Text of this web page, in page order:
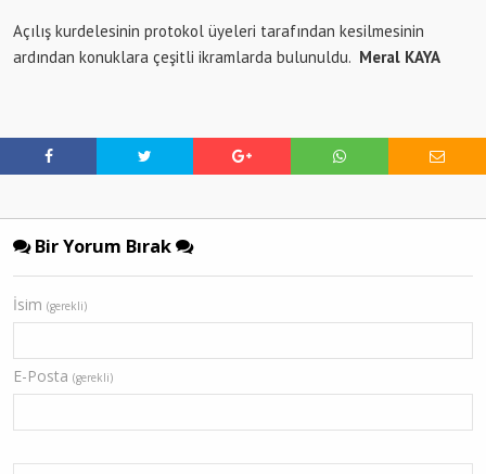
Açılış kurdelesinin protokol üyeleri tarafından kesilmesinin
ardından konuklara çeşitli ikramlarda bulunuldu. Meral KAYA
Bir Yorum Bırak
İsim (gerekli)
E-Posta (gerekli)